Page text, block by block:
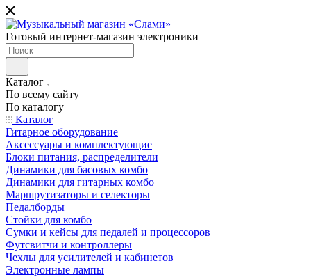
Готовый интернет-магазин электроники
Каталог
По всему сайту
По каталогу
Каталог
Гитарное оборудование
Аксессуары и комплектующие
Блоки питания, распределители
Динамики для басовых комбо
Динамики для гитарных комбо
Маршрутизаторы и селекторы
Педалборды
Стойки для комбо
Сумки и кейсы для педалей и процессоров
Футсвитчи и контроллеры
Чехлы для усилителей и кабинетов
Электронные лампы